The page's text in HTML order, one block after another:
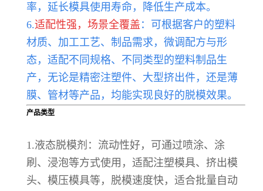
率，延长模具使用寿命，降低生产成本。
6.适配性强，场景全覆盖 ：可根据客户的塑料
材质、加工工艺、制品需求，微调配方与形
态，适配不同规格、不同类型的塑料制品生
产，无论是精密注塑件、大型挤出件，还是薄
膜、管材等产品，均能实现良好的脱模效果。
产品类型
1.液态脱模剂：流动性好，可通过喷涂、涂
刷、浸泡等方式使用，适配注塑模具、挤出模
头、模压模具等，脱模速度快，适合批量自动